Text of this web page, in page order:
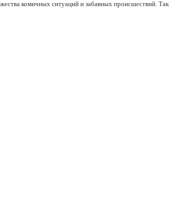
комичных ситуаций и забавных происшествий. Так